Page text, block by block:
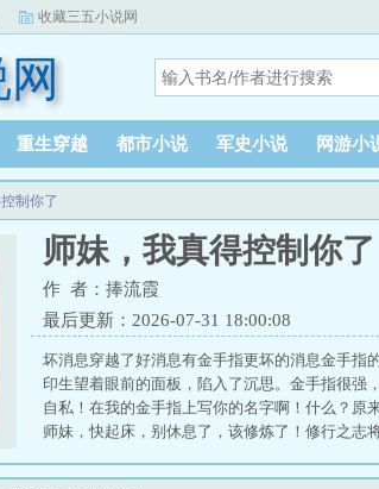
收藏三五小说网
网
重生穿越 都市小说 军史小说 网游小
制你了
师妹，我真得控制你了
作 者：捧流霞
最后更新：2026-07-31 18:00:08
坏消息穿越了好消息有金手指更坏的消息金手指
印生望着眼前的面板，陷入了沉思。金手指很强
自私！在我的金手指上写你的名字啊！什么？原
师妹，快起床，别休息了，该修炼了！修行之志
自刎归天！穆小鱼我也要死吗？李印生对。修行